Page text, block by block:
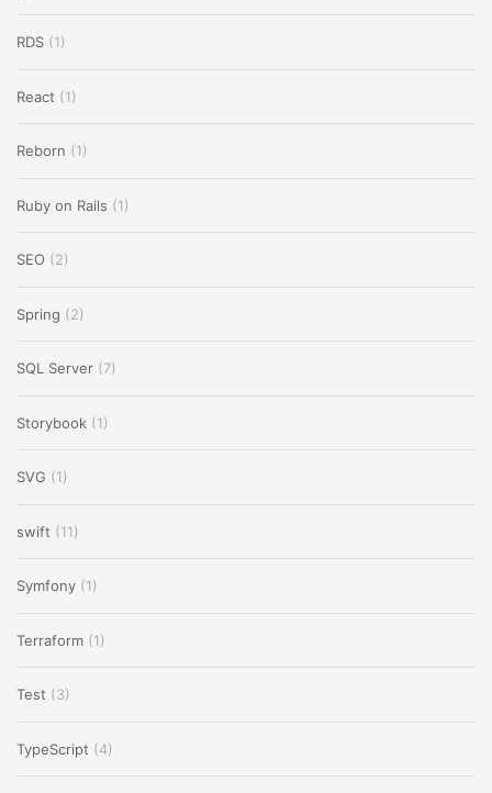
RDS (1)
React (1)
Reborn (1)
Ruby on Rails (1)
SEO (2)
Spring (2)
SQL Server (7)
Storybook (1)
SVG (1)
swift (11)
Symfony (1)
Terraform (1)
Test (3)
TypeScript (4)